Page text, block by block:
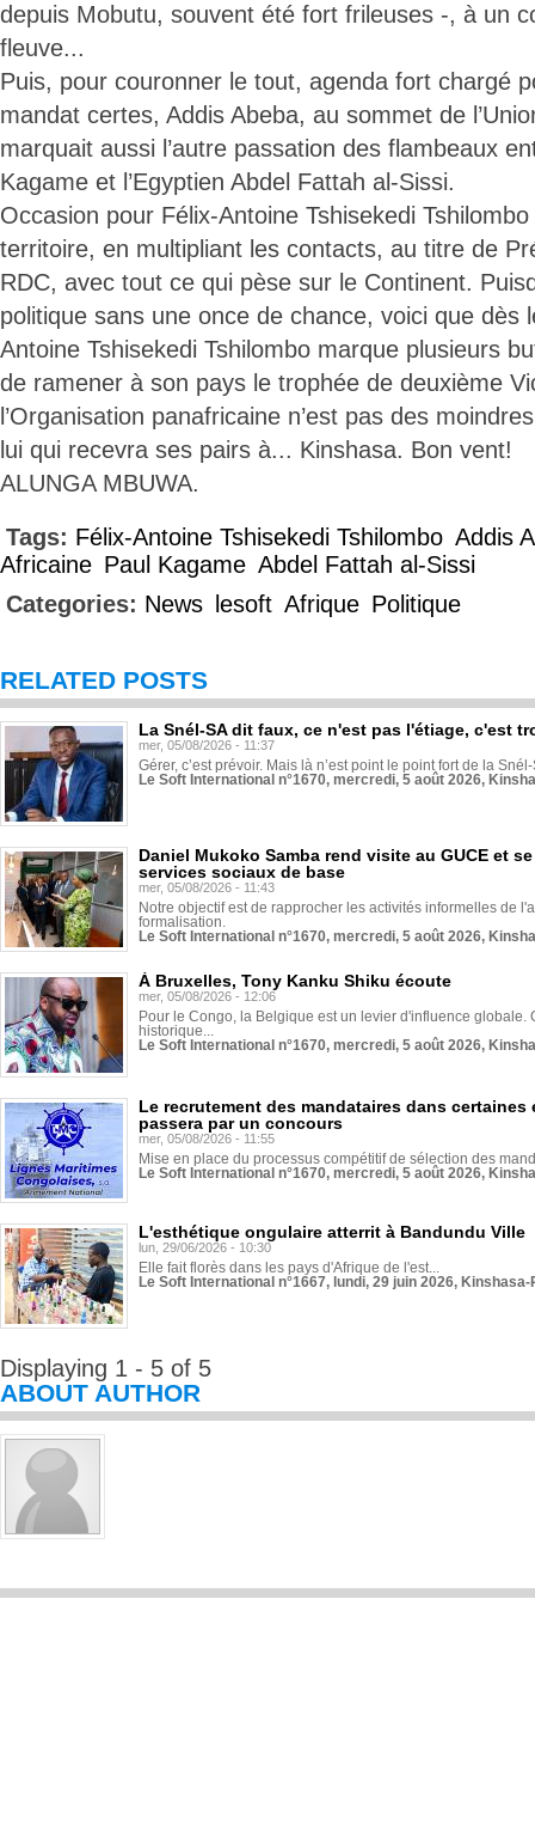
depuis Mobutu, souvent été fort frileuses -, à un
fleuve...
Puis, pour couronner le tout, agenda fort chargé
mandat certes, Addis Abeba, au sommet de
marquait aussi l’autre passation des flambeaux
Kagame et l’Egyptien Abdel Fattah al-Sissi.
Occasion pour Félix-Antoine Tshisekedi
territoire, en multipliant les contacts, au titre de
RDC, avec tout ce qui pèse sur le Continent.
politique sans une once de chance, voici que dès
Antoine Tshisekedi Tshilombo marque plusieurs
de ramener à son pays le trophée de deuxième
l’Organisation panafricaine n’est pas des
lui qui recevra ses pairs à... Kinshasa. Bon vent!
ALUNGA MBUWA.
Tags: Félix-Antoine Tshisekedi Tshilombo Addis
Africaine Paul Kagame Abdel Fattah al-Sissi
Categories: News lesoft Afrique Politique
RELATED POSTS
La Snél-SA dit faux, ce n'est pas l'étiage, c'est
mer, 05/08/2026 - 11:37
Gérer, c’est prévoir. Mais là n’est point le point fort de la
Le Soft International n°1670, mercredi, 5 août 2026,
Daniel Mukoko Samba rend visite au GUCE et
services sociaux de base
mer, 05/08/2026 - 11:43
Notre objectif est de rapprocher les activités informelles de
formalisation.
Le Soft International n°1670, mercredi, 5 août 2026,
À Bruxelles, Tony Kanku Shiku écoute
mer, 05/08/2026 - 12:06
Pour le Congo, la Belgique est un levier d'influence globale.
historique...
Le Soft International n°1670, mercredi, 5 août 2026,
Le recrutement des mandataires dans
passera par un concours
mer, 05/08/2026 - 11:55
Mise en place du processus compétitif de sélection des
Le Soft International n°1670, mercredi, 5 août 2026,
L'esthétique ongulaire atterrit à Bandundu Ville
lun, 29/06/2026 - 10:30
Elle fait florès dans les pays d'Afrique de l'est...
Le Soft International n°1667, lundi, 29 juin 2026,
Displaying 1 - 5 of 5
ABOUT AUTHOR